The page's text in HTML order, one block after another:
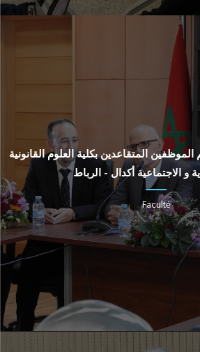
المتقاعدين بكلية العلوم القانونية
و الاجتماعية أكدال - الرباط
Faculté